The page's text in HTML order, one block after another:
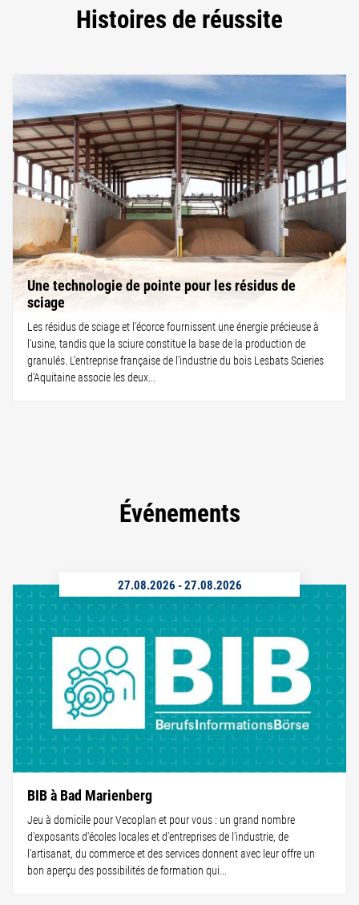
Histoires de réussite
Une technologie de pointe pour les résidus de
sciage
Les résidus de sciage et l'écorce fournissent une énergie précieuse à
l'usine, tandis que la sciure constitue la base de la production de
granulés. L'entreprise française de l'industrie du bois Lesbats Scieries
d'Aquitaine associe les deux...
Événements
27.08.2026 -27.08.2026
BIB à Bad Marienberg
Jeu à domicile pour Vecoplan et pour vous : un grand nombre
d'exposants d'écoles locales et d'entreprises de l'industrie, de
l'artisanat, du commerce et des services donnent avec leur offre un
bon aperçu des possibilités de formation qui...